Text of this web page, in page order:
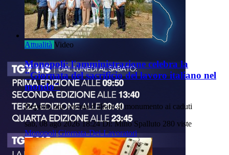
Attualità Video
Monopoli: l'amministrazione celebra la
"Giornata del sacrificio del lavoro italiano nel
mondo"
Deposta una corona d'alloro al monumento ai caduti
sab, 08 ago 2026 18:24 Di: Mino Spalluto 280 viste
Monopoli Giornata-Dei-Lavoratori